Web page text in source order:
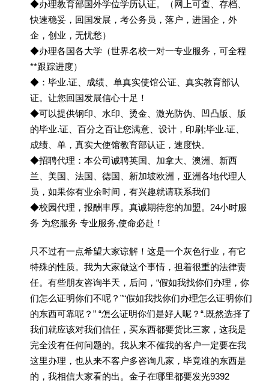
◆办理教育部国外学位学历认证。（网上可查、存档、
快速稳妥，回国发展，考公务员，落户，进国企，外
企，创业，无忧愁）
◆办理各国各大学（世界名校一对一专业服务，可全程
**跟踪进度）
◆：毕业.证、成绩、单真实使馆公证、真实教育部认
证。让您回国发展信心十足！
◆可以提供钢印、水印、烫金、激光防伪、凹凸版、版
的毕业.证、百分之百让您满意、设计，印刷;毕业.证、
成绩、单，真实大使馆教育部认证，速度快。
◆招聘代理：本公司诚聘英国、加拿大、澳洲、新西
兰、美国、法国、德国、新加坡欧洲，亚洲各地代理人
员，如果你有业余时间，有兴趣就请联系我们
◆校园代理，报酬丰厚。真诚期待您的加盟。24小时服
务 为您服务 专业服务,使命必赴！
只不过有一点希望大家谅解！这是一个灰色行业，有它
特殊的性质。我为大家做这个事情，担着很重的法律责
任。有些朋友咨询半天，后问，“假如我找你们办理，你
们怎么证明你们不呢？”“假如我找你们办理怎么证明你们
的东西可靠呢？” “怎么证明你们是好人呢？“.既然选择了
我们就应该对我们信任，买东西都要货比三家，这我是
完全没有任何问题的。我从来不催我的客户一定要在我
这里办理，也从来不客户多咨询几家，毕竟谁的东西是
的，我相信大家看的出。金子在哪里都要发光9392